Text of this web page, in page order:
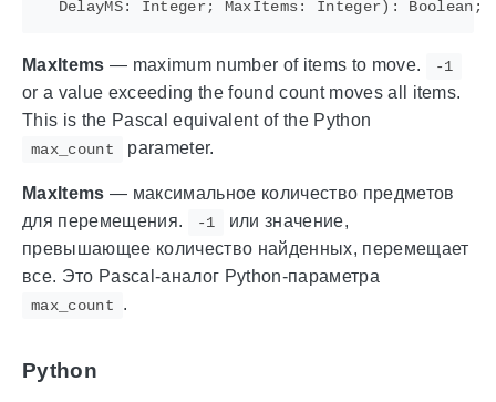
MaxItems — maximum number of items to move. -1
or a value exceeding the found count moves all items.
This is the Pascal equivalent of the Python
max_count parameter.
MaxItems — максимальное количество предметов
для перемещения.
-1
или значение,
превышающее количество найденных, перемещает
все. Это Pascal-аналог Python-параметра
max_count .
Python